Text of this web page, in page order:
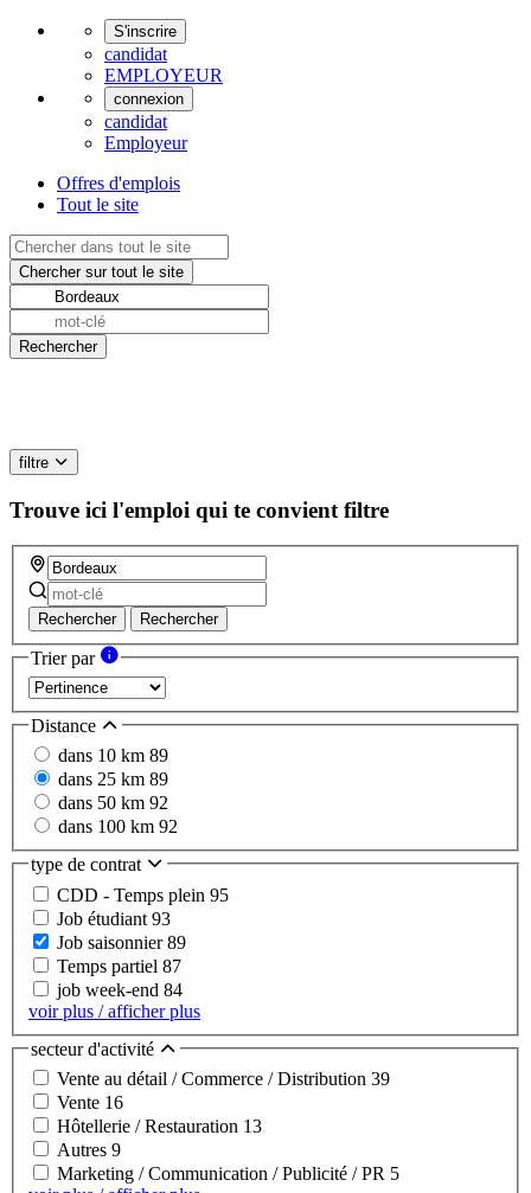
S'inscrire
candidat
EMPLOYEUR
connexion
candidat
Employeur
Offres d'emplois
Tout le site
filtre
Trouve ici l'emploi qui te convient filtre
Rechercher Rechercher
Trier par
Distance
dans 10 km 89
dans 25 km 89
dans 50 km 92
dans 100 km 92
type de contrat
CDD - Temps plein 95
Job étudiant 93
Job saisonnier89
Temps partiel 87
job week-end 84
voir plus / afficher plus
secteur d'activité
Vente au détail / Commerce / Distribution 39
Vente 16
Hôtellerie / Restauration 13
Autres 9
Marketing / Communication / Publicité / PR 5